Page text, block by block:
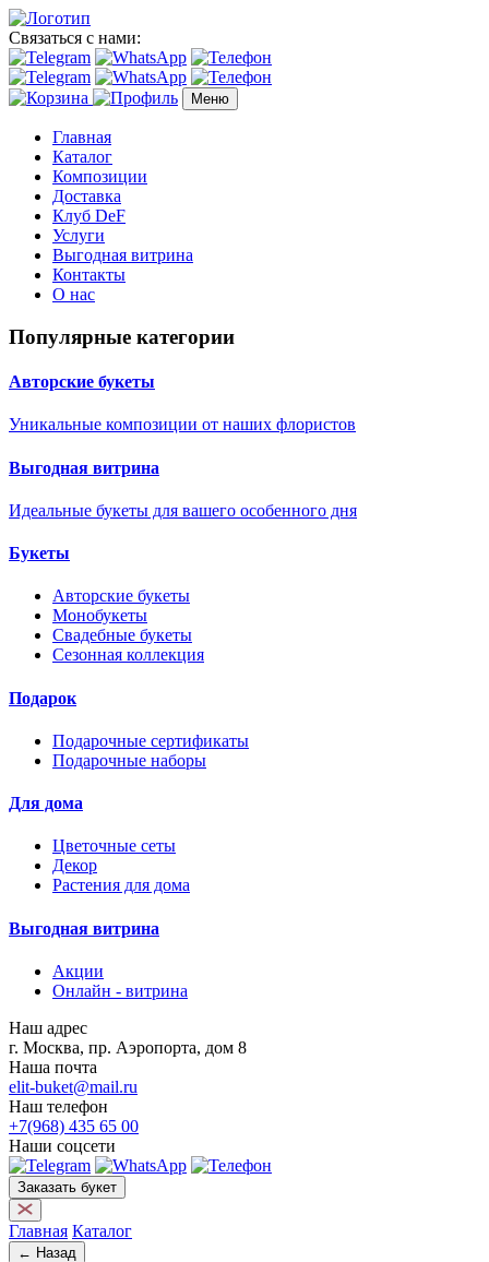
Связаться с нами:
Меню
Главная
Каталог
Композиции
Доставка
Клуб DeF
Услуги
Выгодная витрина
Контакты
О нас
Популярные категории
Авторские букеты
Уникальные композиции от наших флористов
Выгодная витрина
Идеальные букеты для вашего особенного дня
Букеты
Авторские букеты
Монобукеты
Свадебные букеты
Сезонная коллекция
Подарок
Подарочные сертификаты
Подарочные наборы
Для дома
Цветочные сеты
Декор
Растения для дома
Выгодная витрина
Акции
Онлайн - витрина
Наш адрес
г. Москва, пр. Аэропорта, дом 8
Наша почта
elit-buket@mail.ru
Наш телефон
+7(968) 435 65 00
Наши соцсети
Заказать букет
Главная Каталог
← Назад